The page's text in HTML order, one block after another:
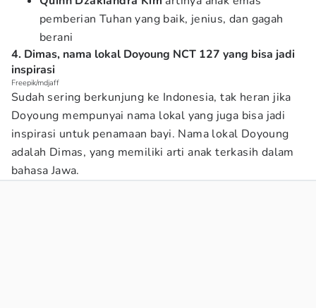
pemberian Tuhan yang baik, jenius, dan gagah
berani
4. Dimas, nama lokal Doyoung NCT 127 yang bisa jadi
inspirasi
Freepik/mdjaff
Sudah sering berkunjung ke Indonesia, tak heran jika
Doyoung mempunyai nama lokal yang juga bisa jadi
inspirasi untuk penamaan bayi. Nama lokal Doyoung
adalah Dimas, yang memiliki arti anak terkasih dalam
bahasa Jawa.